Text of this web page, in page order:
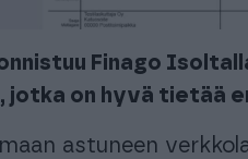
Finago
jotka on hyvä tietää
astuneen